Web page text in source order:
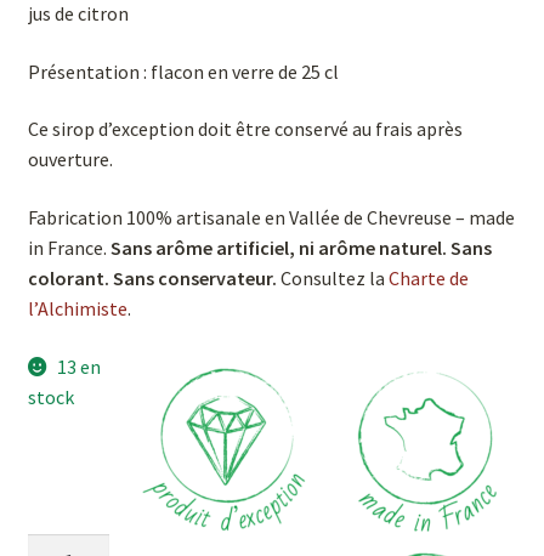
jus de citron
Présentation : flacon en verre de 25 cl
Ce sirop d’exception doit être conservé au frais après
ouverture.
Fabrication 100% artisanale en Vallée de Chevreuse – made
in France. Sans arôme artificiel, ni arôme naturel. Sans
colorant. Sans conservateur. Consultez la Charte de
l’Alchimiste.
13 en
stock